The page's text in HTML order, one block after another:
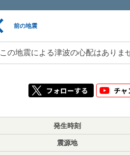
前の地震
この地震による津波の心配はありま
発生時刻
震源地